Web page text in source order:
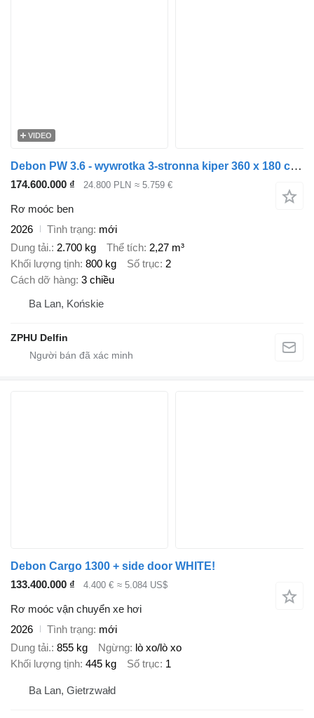
VIDEO
Debon PW 3.6 - wywrotka 3-stronna kiper 360 x 180 cm / 3500kg
174.600.000 ₫ 24.800 PLN ≈ 5.759 €
Rơ moóc ben
2026
Tình trạng mới
Dung tải. 2.700 kg Thể tích 2,27 m³
Khối lượng tịnh 800 kg Số trục 2
Cách dỡ hàng 3 chiều
Ba Lan, Końskie
ZPHU Delfin
Debon Cargo 1300 + side door WHITE!
133.400.000 ₫
4.400 € ≈ 5.084 US$
Rơ moóc vận chuyển xe hơi
2026
Tình trạng mới
Dung tải. 855 kg Ngừng
lò xo/lò xo
Khối lượng tịnh 445 kg Số trục 1
Ba Lan, Gietrzwałd